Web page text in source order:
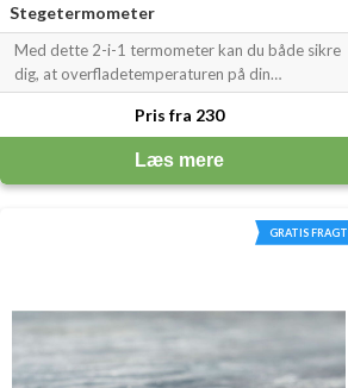
Stegetermometer
Med dette 2-i-1 termometer kan du både sikre
dig, at overfladetemperaturen på din
chokolade er...
Pris fra 230
Læs mere
GRATIS FRAGT